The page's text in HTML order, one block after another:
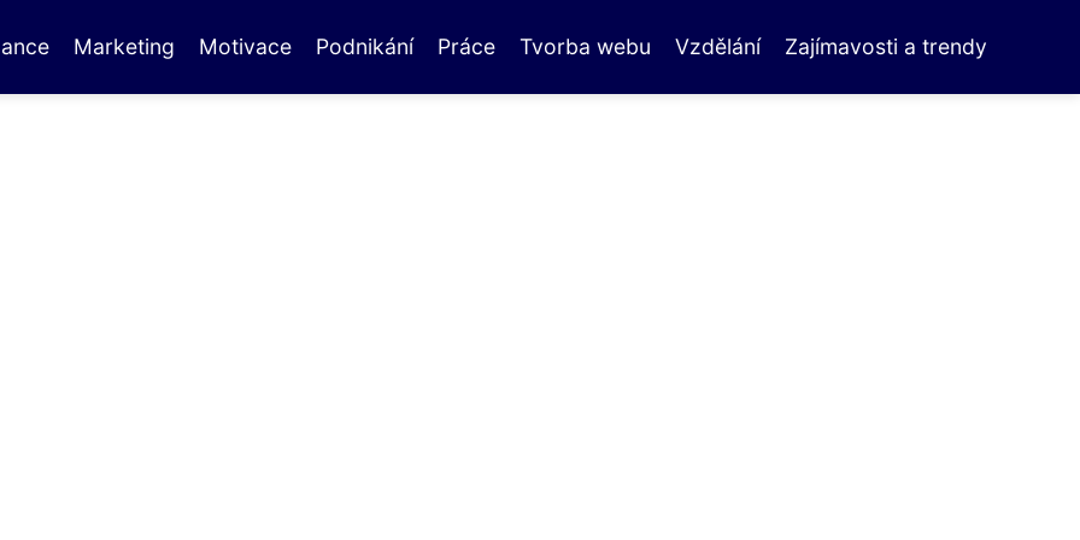
Marketing Motivace Podnikání Práce Tvorba webu Vzdělání Zajímavosti a trendy